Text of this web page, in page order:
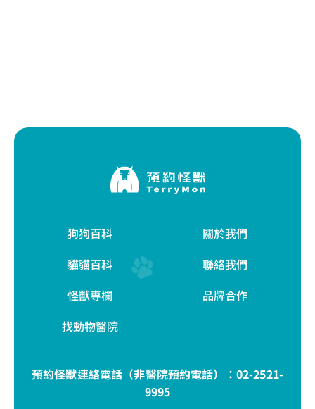
狗狗百科
貓貓百科
怪獸專欄
找動物醫院
關於我們
聯絡我們
品牌合作
預約怪獸連絡電話（非醫院預約電話）： 02-2521-
9995